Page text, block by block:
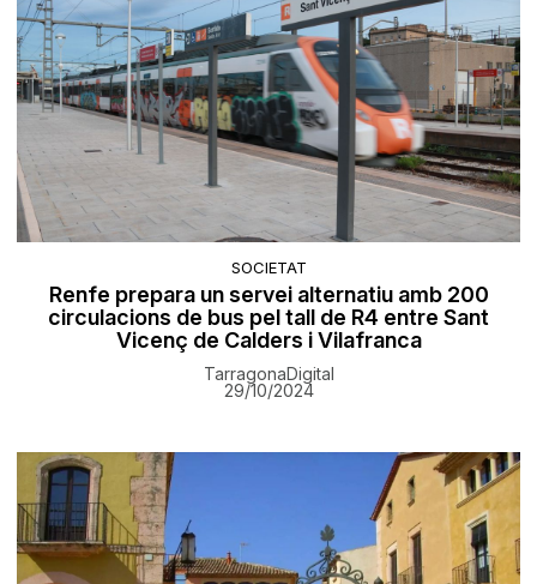
SOCIETAT
Renfe prepara un servei alternatiu amb 200
circulacions de bus pel tall de R4 entre Sant
Vicenç de Calders i Vilafranca
TarragonaDigital
29/10/2024